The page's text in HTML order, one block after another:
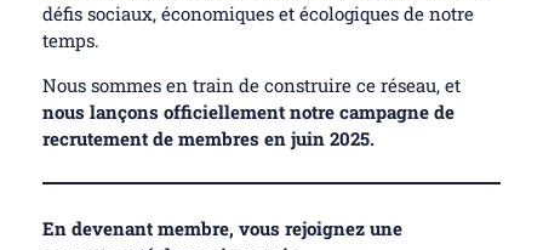
défis sociaux, économiques et écologiques de notre
temps.
Nous sommes en train de construire ce réseau, et
nous lançons officiellement notre campagne de
recrutement de membres en juin 2025.
En devenant membre, vous rejoignez une